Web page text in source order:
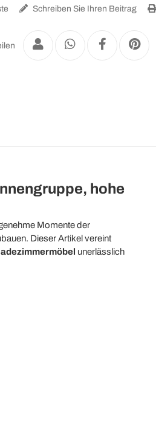
Schreiben Sie Ihren Beitrag
hohe
Momente der
Dieser Artikel vereint
unerlässlich